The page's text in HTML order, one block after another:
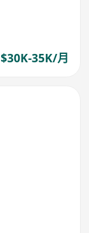
$30K-35K/月